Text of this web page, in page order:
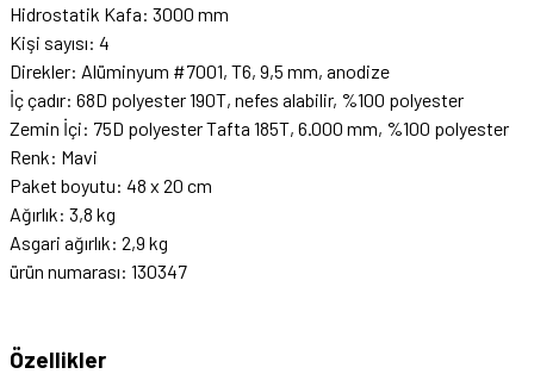
Hidrostatik Kafa: 3000 mm
Kişi sayısı: 4
Direkler: Alüminyum #7001, T6, 9,5 mm, anodize
İç çadır: 68D polyester 190T, nefes alabilir, %100 polyester
Zemin İçi: 75D polyester Tafta 185T, 6.000 mm, %100 polyester
Renk: Mavi
Paket boyutu: 48 x 20 cm
Ağırlık: 3,8 kg
Asgari ağırlık: 2,9 kg
ürün numarası: 130347
Özellikler